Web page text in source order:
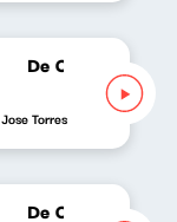
De Cuba, Su
Jose Torres
De Cuba, Su